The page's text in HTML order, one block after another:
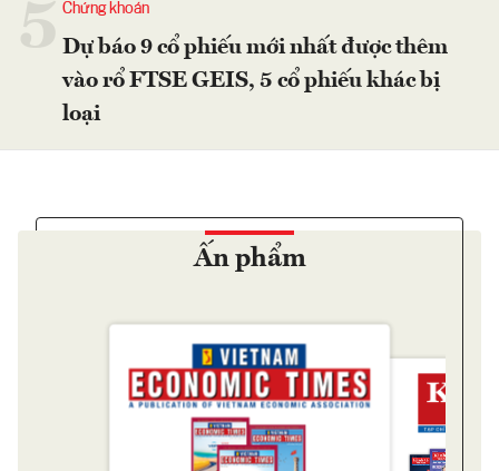
Chứng khoán
Dự báo 9 cổ phiếu mới nhất được thêm
vào rổ FTSE GEIS, 5 cổ phiếu khác bị
loại
Ấn phẩm